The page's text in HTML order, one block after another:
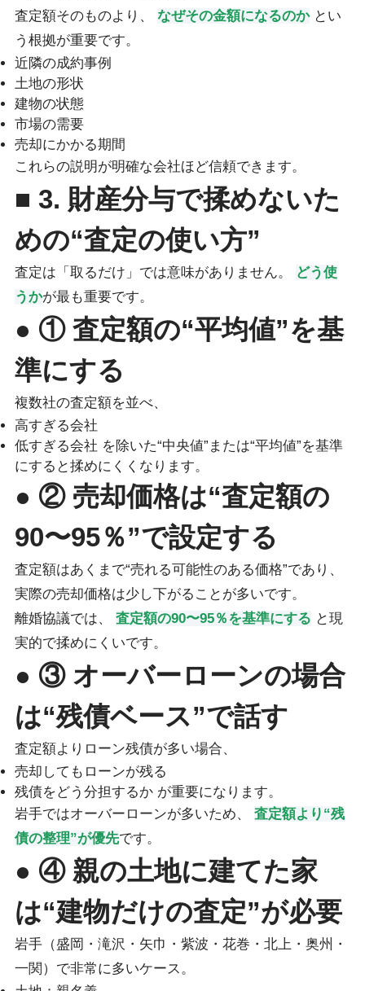
査定額そのものより、 なぜその金額になるのかとい
う根拠が重要です。
近隣の成約事例
土地の形状
建物の状態
市場の需要
売却にかかる期間
これらの説明が明確な会社ほど信頼できます。
■ 3. 財産分与で揉めないた
めの“査定の使い方”
査定は「取るだけ」では意味がありません。
どう使
うかが最も重要です。
● ① 査定額の“平均値”を基
準にする
複数社の査定額を並べ、
高すぎる会社
低すぎる会社 を除いた“中央値”または“平均値”を基準
にすると揉めにくくなります。
● ② 売却価格は“査定額の
90〜95％”で設定する
査定額はあくまで“売れる可能性のある価格”であり、
実際の売却価格は少し下がることが多いです。
離婚協議では、 査定額の90〜95％を基準にする と現
実的で揉めにくいです。
● ③ オーバーローンの場合
は“残債ベース”で話す
査定額よりローン残債が多い場合、
売却してもローンが残る
残債をどう分担するか が重要になります。
岩手ではオーバーローンが多いため、 査定額より“残
債の整理”が優先です。
● ④ 親の土地に建てた家
は“建物だけの査定”が必要
岩手（盛岡・滝沢・矢巾・紫波・花巻・北上・奥州・
一関）で非常に多いケース。